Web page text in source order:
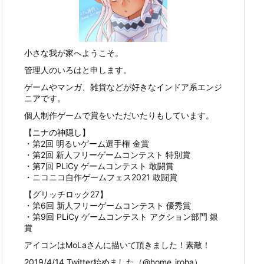
小さな我が家へようこそ。
管理人のいろはと申します。
ゲームやマンガ、雑貨などが好きなインドア系エンジ
ニアです。
個人制作ゲームで賞をいただいたりもしています。
【ニナの神隠し】
・第2回 明るいゲーム選手権 金賞
・第2回 新人フリーゲームコンテスト 特別賞
・第7回 PLiCy ゲームコンテスト 敢闘賞
・ニコニコ自作ゲームフェス2021 敢闘賞
【グリッチロック27】
・第6回 新人フリーゲームコンテスト 優秀賞
・第9回 PLiCy ゲームコンテスト アクション部門 銀
賞
アイコンはMoLaさんに描いて頂きました！素敵！
2019/4/14 Twitter始めました（@home_iroha）